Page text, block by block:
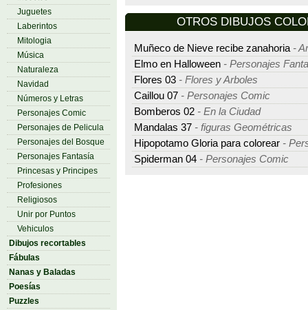
Juguetes
Laberintos
Mitologia
Música
Naturaleza
Navidad
Números y Letras
Personajes Comic
Personajes de Pelicula
Personajes del Bosque
Personajes Fantasía
Princesas y Principes
Profesiones
Religiosos
Unir por Puntos
Vehiculos
Dibujos recortables
Fábulas
Nanas y Baladas
Poesías
Puzzles
OTROS DIBUJOS
Muñeco de Nieve recibe zanahoria -
Elmo en Halloween - Personajes
Flores 03 - Flores y Arboles
Caillou 07 - Personajes Comic
Bomberos 02 - En la Ciudad
Mandalas 37 - figuras Geométricas
Hipopotamo Gloria para colorear -
Spiderman 04 - Personajes Comic